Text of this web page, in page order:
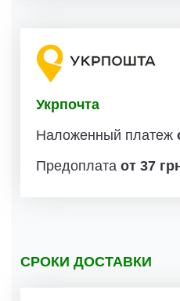
Укрпочта
Наложенный платеж
Предоплата от 37
СРОКИ ДОСТАВКИ